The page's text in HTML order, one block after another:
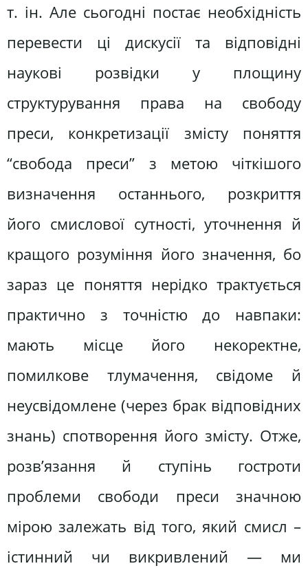
т. ін. Але сьогодні постає необхідність
перевести ці дискусії та відповідні
наукові розвідки у площину
структурування права на свободу
преси, конкретизації змісту поняття
“свобода преси” з метою чіткішого
визначення останнього, розкриття
його смислової сутності, уточнення й
кращого розуміння його значення, бо
зараз це поняття нерідко трактується
практично з точністю до навпаки:
мають місце його некоректне,
помилкове тлумачення, свідоме й
неусвідомлене (через брак відповідних
знань) спотворення його змісту. Отже,
розв’язання й ступінь гостроти
проблеми свободи преси значною
мірою залежать від того, який смисл –
істинний чи викривлений — ми